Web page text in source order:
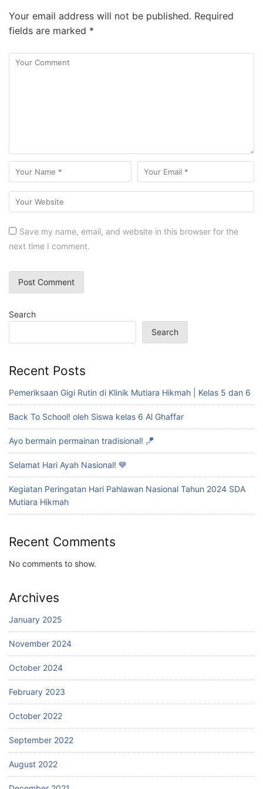
Your email address will not be published. Required
fields are marked *
Save my name, email, and website in this browser for the
next time I comment.
Search
Search
Recent Posts
Pemeriksaan Gigi Rutin di Klinik Mutiara Hikmah | Kelas 5 dan 6
Back To School! oleh Siswa kelas 6 Al Ghaffar
Ayo bermain permainan tradisional! 🪁
Selamat Hari Ayah Nasional! 💙
Kegiatan Peringatan Hari Pahlawan Nasional Tahun 2024 SDA
Mutiara Hikmah
Recent Comments
No comments to show.
Archives
January 2025
November 2024
October 2024
February 2023
October 2022
September 2022
August 2022